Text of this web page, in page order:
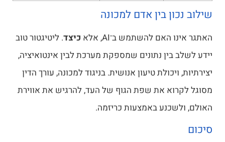
שילוב נכון בין אדם למכונה
האתגר אינו האם להשתמש ב־AI, אלא כיצד. ליטיגטור טוב
יידע לשלב בין נתונים שמספקת מערכת לבין אינטואיציה,
יצירתיות, ויכולת טיעון אנושית. בניגוד למכונה, עורך הדין
מסוגל לקרוא את שפת הגוף של העד, להרגיש את אווירת
האולם, ולשכנע באמצעות כריזמה.
סיכום